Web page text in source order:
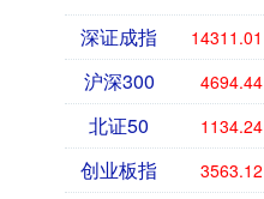
深证成指 14311.01
沪深300 4694.44
北证50 1134.24
创业板指 3563.12